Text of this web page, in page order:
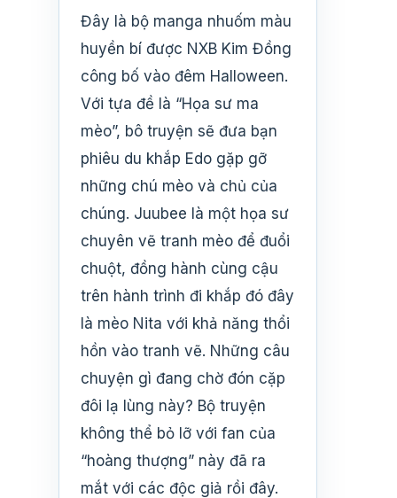
Đây là bộ manga nhuốm màu
huyền bí được NXB Kim Đồng
công bố vào đêm Halloween.
Với tựa đề là “Họa sư ma
mèo”, bô truyện sẽ đưa bạn
phiêu du khắp Edo gặp gỡ
những chú mèo và chủ của
chúng. Juubee là một họa sư
chuyên vẽ tranh mèo để đuổi
chuột, đồng hành cùng cậu
trên hành trình đi khắp đó đây
là mèo Nita với khả năng thổi
hồn vào tranh vẽ. Những câu
chuyện gì đang chờ đón cặp
đôi lạ lùng này? Bộ truyện
không thể bỏ lỡ với fan của
“hoàng thượng” này đã ra
mắt với các độc giả rồi đây.